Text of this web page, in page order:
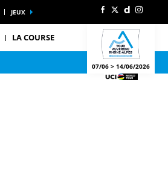
JEUX
LA COURSE
07/06 > 14/06/2026